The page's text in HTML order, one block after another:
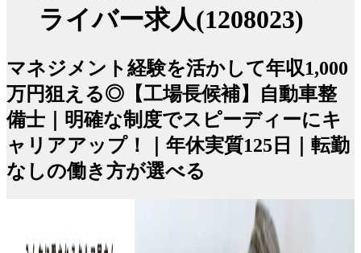
ライバー求人(1208023)
マネジメント経験を活かして年収1,000
万円狙える◎【工場長候補】自動車整
備士｜明確な制度でスピーディーにキ
ャリアアップ！｜年休実質125日｜転勤
なしの働き方が選べる